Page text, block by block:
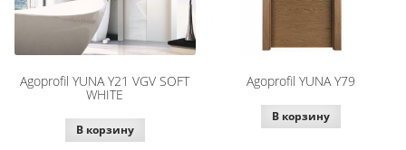
Agoprofil YUNA Y21 VGV SOFT
WHITE
В корзину
Agoprofil YUNA Y79
В корзину